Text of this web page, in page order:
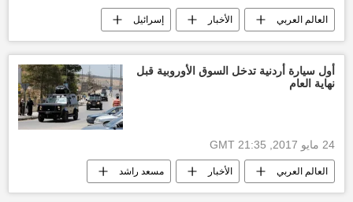
العالم العربي الأخبار إسرائيل
القدس تصريحات صراع
آخر أخبار القدس الأن بنيامين نتنياهو
أول سيارة أردنية تدخل السوق الأوروبية قبل
نهاية العام
24 مايو 2017, 21:35 GMT
العالم العربي الأخبار مسعد راشد
شركة سياج تصنيع أخبار الأردن